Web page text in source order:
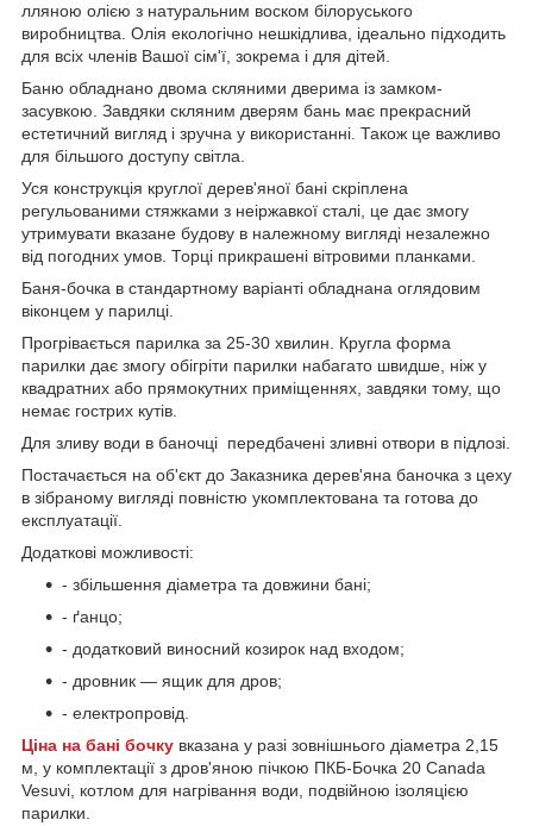
лляною олією з натуральним воском білоруського
виробництва. Олія екологічно нешкідлива, ідеально підходить
для всіх членів Вашої сім'ї, зокрема і для дітей.
Баню обладнано двома скляними дверима із замком-
засувкою. Завдяки скляним дверям бань має прекрасний
естетичний вигляд і зручна у використанні. Також це важливо
для більшого доступу світла.
Уся конструкція круглої дерев'яної бані скріплена
регульованими стяжками з неіржавкої сталі, це дає змогу
утримувати вказане будову в належному вигляді незалежно
від погодних умов. Торці прикрашені вітровими планками.
Баня-бочка в стандартному варіанті обладнана оглядовим
віконцем у парилці.
Прогрівається парилка за 25-30 хвилин. Кругла форма
парилки дає змогу обігріти парилки набагато швидше, ніж у
квадратних або прямокутних приміщеннях, завдяки тому, що
немає гострих кутів.
Для зливу води в баночці передбачені зливні отвори в підлозі.
Постачається на об'єкт до Заказника дерев'яна баночка з цеху
в зібраному вигляді повністю укомплектована та готова до
експлуатації.
Додаткові можливості:
- збільшення діаметра та довжини бані;
- ґанцо;
- додатковий виносний козирок над входом;
- дровник — ящик для дров;
- електропровід.
Ціна на бані бочку вказана у разі зовнішнього діаметра 2,15
м, у комплектації з дров'яною пічкою ПКБ-Бочка 20 Canada
Vesuvi, котлом для нагрівання води, подвійною ізоляцією
парилки.